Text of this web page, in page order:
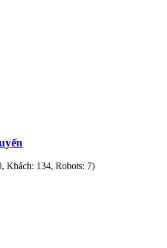
Khách: 134, Robots: 7)